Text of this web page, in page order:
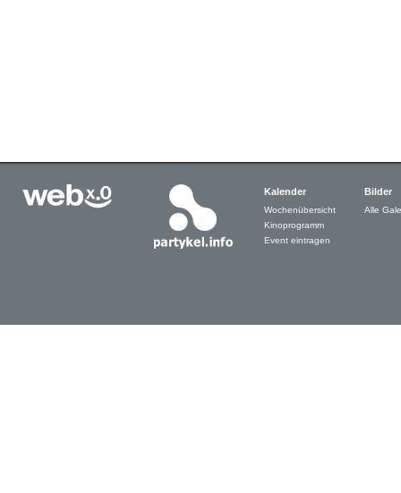
Kalender
Wochenübersicht
Kinoprogramm
Event eintragen
Bilder
Alle